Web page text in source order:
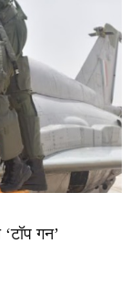
‘टॉप गन’